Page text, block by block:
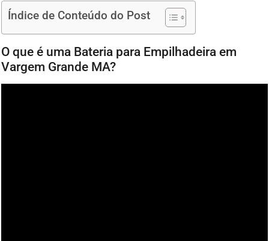
Índice de Conteúdo do Post
O que é uma Bateria para Empilhadeira em
Vargem Grande MA?